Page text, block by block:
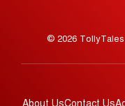
© 2026
About UsContact Us